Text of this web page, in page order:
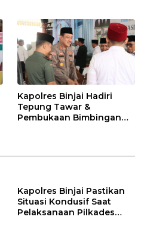
Kapolres Binjai Hadiri
Tepung Tawar &
Pembukaan Bimbingan
Kapolres Binjai Pastikan
Situasi Kondusif Saat
Pelaksanaan Pilkades